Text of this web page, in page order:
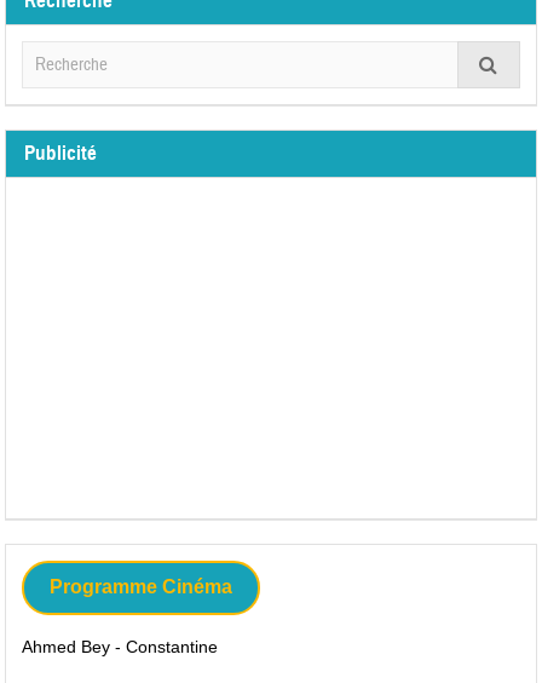
Publicité
Programme Cinéma
Ahmed Bey - Constantine